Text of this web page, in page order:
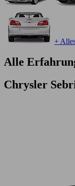
+
Alle
Chrysler